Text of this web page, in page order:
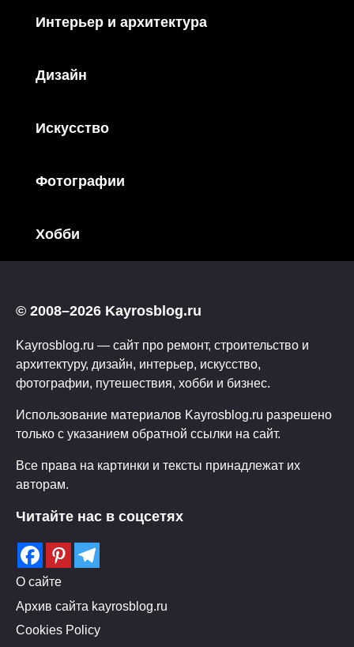
Интерьер и архитектура
Дизайн
Искусство
Фотографии
Хобби
© 2008–2026 Kayrosblog.ru
Kayrosblog.ru — сайт про ремонт, строительство и
архитектуру, дизайн, интерьер, искусство,
фотографии, путешествия, хобби и бизнес.
Использование материалов Kayrosblog.ru разрешено
только с указанием обратной ссылки на сайт.
Все права на картинки и тексты принадлежат их
авторам.
Читайте нас в соцсетях
О сайте
Архив сайта kayrosblog.ru
Cookies Policy